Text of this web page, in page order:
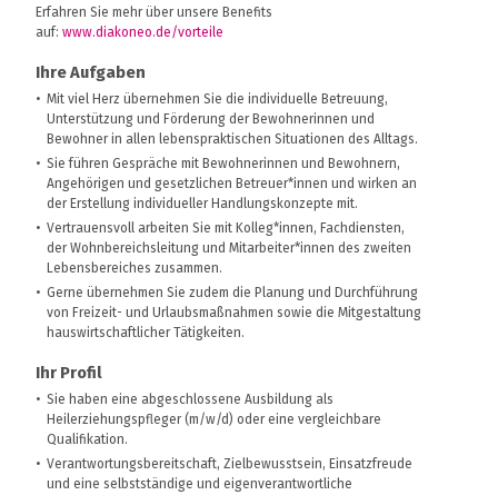
Erfahren Sie mehr über unsere Benefits
auf: www.diakoneo.de/vorteile
Ihre Aufgaben
Mit viel Herz übernehmen Sie die individuelle Betreuung,
Unterstützung und Förderung der Bewohnerinnen und
Bewohner in allen lebenspraktischen Situationen des Alltags.
Sie führen Gespräche mit Bewohnerinnen und Bewohnern,
Angehörigen und gesetzlichen Betreuer*innen und wirken an
der Erstellung individueller Handlungskonzepte mit.
Vertrauensvoll arbeiten Sie mit Kolleg*innen, Fachdiensten,
der Wohnbereichsleitung und Mitarbeiter*innen des zweiten
Lebensbereiches zusammen.
Gerne übernehmen Sie zudem die Planung und Durchführung
von Freizeit- und Urlaubsmaßnahmen sowie die Mitgestaltung
hauswirtschaftlicher Tätigkeiten.
Ihr Profil
Sie haben eine abgeschlossene Ausbildung als
Heilerziehungspfleger (m/w/d) oder eine vergleichbare
Qualifikation.
Verantwortungsbereitschaft, Zielbewusstsein, Einsatzfreude
und eine selbstständige und eigenverantwortliche